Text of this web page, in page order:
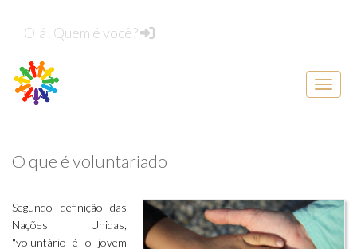
Olá! Quem é você?
Menu
O que é voluntariado
Segundo definição das
Nações Unidas,
"voluntário é o jovem